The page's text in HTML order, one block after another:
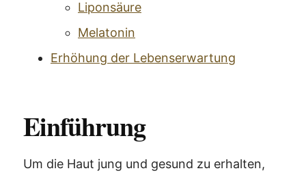
Liponsäure
Melatonin
Erhöhung der Lebenserwartung
Einführung
Um die Haut jung und gesund zu erhalten,